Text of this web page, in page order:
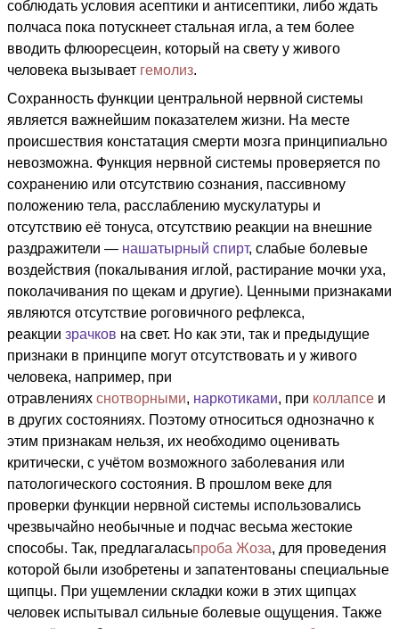
соблюдать условия асептики и антисептики, либо ждать
полчаса пока потускнеет стальная игла, а тем более
вводить флюоресцеин, который на свету у живого
человека вызывает гемолиз.
Сохранность функции центральной нервной системы
является важнейшим показателем жизни. На месте
происшествия констатация смерти мозга принципиально
невозможна. Функция нервной системы проверяется по
сохранению или отсутствию сознания, пассивному
положению тела, расслаблению мускулатуры и
отсутствию её тонуса, отсутствию реакции на внешние
раздражители — нашатырный спирт, слабые болевые
воздействия (покалывания иглой, растирание мочки уха,
поколачивания по щекам и другие). Ценными признаками
являются отсутствие роговичного рефлекса,
реакции зрачков на свет. Но как эти, так и предыдущие
признаки в принципе могут отсутствовать и у живого
человека, например, при
отравлениях снотворными, наркотиками, при коллапсе и
в других состояниях. Поэтому относиться однозначно к
этим признакам нельзя, их необходимо оценивать
критически, с учётом возможного заболевания или
патологического состояния. В прошлом веке для
проверки функции нервной системы использовались
чрезвычайно необычные и подчас весьма жестокие
способы. Так, предлагаласьпроба Жоза, для проведения
которой были изобретены и запатентованы специальные
щипцы. При ущемлении складки кожи в этих щипцах
человек испытывал сильные болевые ощущения. Также